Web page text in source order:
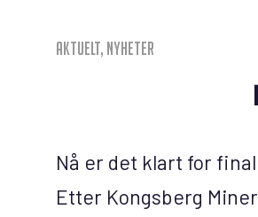
Aktuelt, Nyheter
Nå er det klart for
Etter Kongsberg